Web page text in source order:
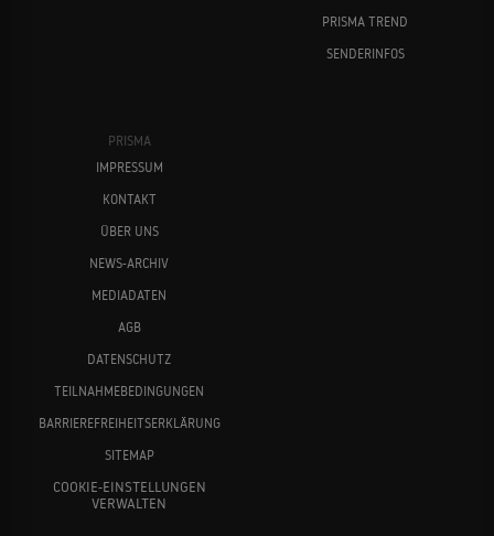
PRISMA TREND
SENDERINFOS
PRISMA
IMPRESSUM
KONTAKT
ÜBER UNS
NEWS-ARCHIV
MEDIADATEN
AGB
DATENSCHUTZ
TEILNAHMEBEDINGUNGEN
BARRIEREFREIHEITSERKLÄRUNG
SITEMAP
COOKIE-EINSTELLUNGEN
VERWALTEN